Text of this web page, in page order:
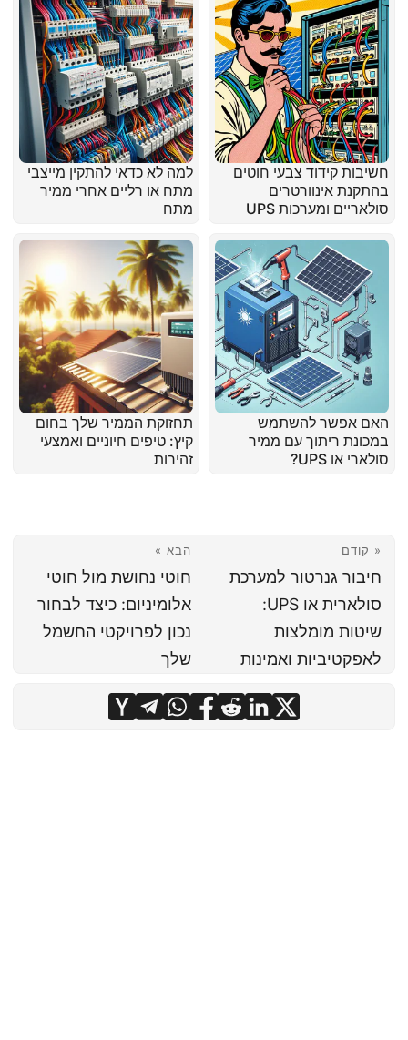
חשיבות קידוד צבעי חוטים
בהתקנת אינוורטרים
סולאריים ומערכות UPS
למה לא כדאי להתקין מייצבי
מתח או רליים אחרי ממיר
מתח
האם אפשר להשתמש
במכונת ריתוך עם ממיר
סולארי או UPS?
תחזוקת הממיר שלך בחום
קיץ: טיפים חיוניים ואמצעי
זהירות
« קודם
חיבור גנרטור למערכת
סולארית או UPS:
שיטות מומלצות
לאפקטיביות ואמינות
הבא »
חוטי נחושת מול חוטי
אלומיניום: כיצד לבחור
נכון לפרויקטי החשמל
שלך